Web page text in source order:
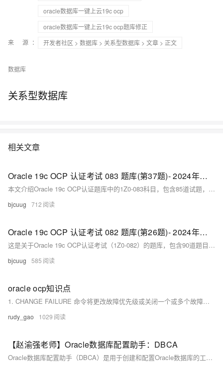
oracle数据库一键上云19c ocp
oracle数据库一键上云19c ocp题库修正
来 源：
开发者社区 > 数据库 > 关系型数据库 > 文章 > 正文
数据库
关系型数据库
相关文章
Oracle 19c OCP 认证考试 083 题库(第37题)- 2024年修正版
本文介绍Oracle 19c OCP认证题库中的1Z0-083科目，包含85道试题，需在150分钟内完成，通过分数为57%。重点解析了关于阈值、指标和警报的问题，并指出需通过Oracle指定的WDP机构培训后才能参加考试，考试科目包括082和083，通过后可获得OCP证书。CUUG作为金牌合作机构，提供详细咨询与帮助。
bjcuug 712
Oracle 19c OCP 认证考试 082 题库(第26题)- 2024年修正版
这是关于Oracle 19c OCP认证考试（1Z0-082）的题库，包含90道题目，通过分数为60%，考试时间为150分钟。本文由CUUG原创整理，重点解析了全球临时表的特点和相关操作，并提供了正确答案及详细解释，帮助考生更好地理解和备考。
bjcuug 585
oracle ocp知识点
1. CHANGE FAILURE 命令将更改故障优先级或关闭一个或多个故障。仅可以更改HIGH 或LOW 故障优先级。
rudy_gao 1029
【赵渝强老师】Oracle数据库配置助手：DBCA
Oracle数据库配置助手（DBCA）是用于创建和配置Oracle数据库的工具，支持图形界面和静默执行模式。本文介绍了使用DBCA在Linux环境下创建数据库的完整步骤，包括选择数据库操作类型、配置存储与网络选项、设置管理密码等，并提供了界面截图与视频讲解，帮助用户快速掌握数据库创建流程。